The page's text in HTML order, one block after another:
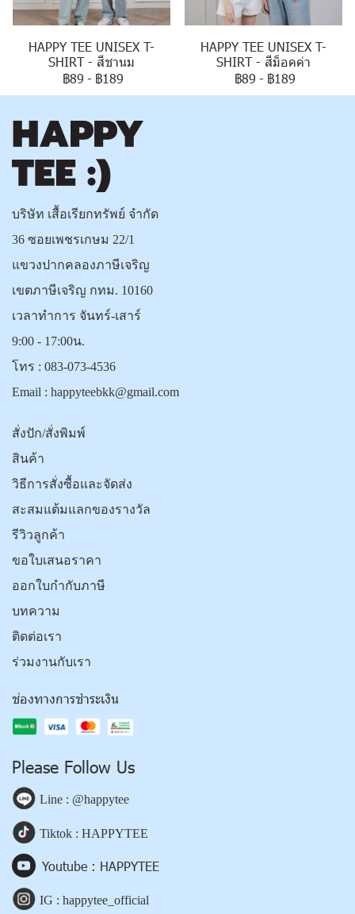
HAPPY TEE UNISEX T-
SHIRT - สีชานม
฿89 - ฿189
HAPPY TEE UNISEX T-
SHIRT - สีม็อคค่า
฿89 - ฿189
บริษัท เสื้อเรียกทรัพย์ จำกัด
36 ซอยเพชรเกษม 22/1
แขวงปากคลองภาษีเจริญ
เขตภาษีเจริญ กทม. 10160
เวลาทำการ จันทร์-เสาร์
9:00 - 17:00น.
โทร : 083-073-4536
Email : happyteebkk@gmail.com
สั่งปัก/สั่งพิมพ์
สินค้า
วิธีการสั่งซื้อและจัดส่ง
สะสมแต้มแลกของรางวัล
รีวิวลูกค้า
ขอใบเสนอราคา
ออกใบกำกับภาษี
บทความ
ติดต่อเรา
ร่วมงานกับเรา
ช่องทางการชำระเงิน
Please Follow Us
Line : @happytee
Tiktok : HAPPYTEE
Youtube : HAPPYTEE
IG : happytee_official